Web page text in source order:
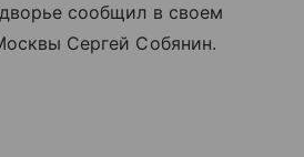
сообщил в своем
Сергей Собянин.